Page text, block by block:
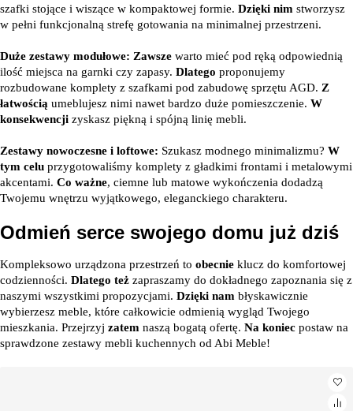
szafki stojące i wiszące w kompaktowej formie. Dzięki nim stworzysz
w pełni funkcjonalną strefę gotowania na minimalnej przestrzeni.
Duże zestawy modułowe: Zawsze warto mieć pod ręką odpowiednią
ilość miejsca na garnki czy zapasy. Dlatego proponujemy
rozbudowane komplety z szafkami pod zabudowę sprzętu AGD. Z
łatwością umeblujesz nimi nawet bardzo duże pomieszczenie. W
konsekwencji zyskasz piękną i spójną linię mebli.
Zestawy nowoczesne i loftowe: Szukasz modnego minimalizmu? W
tym celu przygotowaliśmy komplety z gładkimi frontami i metalowymi
akcentami. Co ważne, ciemne lub matowe wykończenia dodadzą
Twojemu wnętrzu wyjątkowego, eleganckiego charakteru.
Odmień serce swojego domu już dziś
Kompleksowo urządzona przestrzeń to obecnie klucz do komfortowej
codzienności. Dlatego też zapraszamy do dokładnego zapoznania się z
naszymi wszystkimi propozycjami. Dzięki nam błyskawicznie
wybierzesz meble, które całkowicie odmienią wygląd Twojego
mieszkania. Przejrzyj zatem naszą bogatą ofertę. Na koniec postaw na
sprawdzone zestawy mebli kuchennych od Abi Meble!